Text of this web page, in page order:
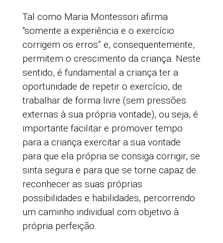
Tal como Maria Montessori afirma
“somente a experiência e o exercício
corrigem os erros” e, consequentemente,
permitem o crescimento da criança. Neste
sentido, é fundamental a criança ter a
oportunidade de repetir o exercício, de
trabalhar de forma livre (sem pressões
externas à sua própria vontade), ou seja, é
importante facilitar e promover tempo
para a criança exercitar a sua vontade
para que ela própria se consiga corrigir, se
sinta segura e para que se torne capaz de
reconhecer as suas próprias
possibilidades e habilidades, percorrendo
um caminho individual com objetivo à
própria perfeição.